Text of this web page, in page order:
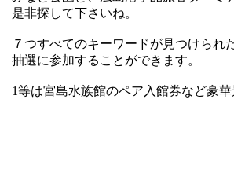
是非探して下さいね。
７つすべてのキーワードが見つけられ
抽選に参加することができます。
1等は宮島水族館のペア入館券など豪